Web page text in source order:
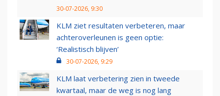
30-07-2026, 9:30
KLM ziet resultaten verbeteren, maar
achteroverleunen is geen optie:
‘Realistisch blijven’
30-07-2026, 9:29
KLM laat verbetering zien in tweede
kwartaal, maar de weg is nog lang